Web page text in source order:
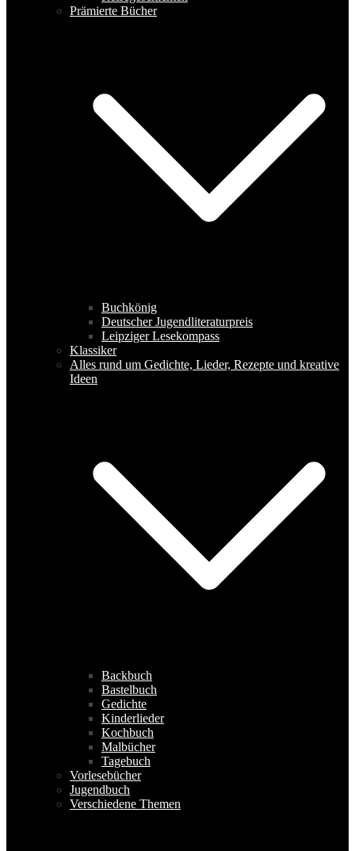
Prämierte Bücher
Buchkönig
Deutscher Jugendliteraturpreis
Leipziger Lesekompass
Klassiker
Alles rund um Gedichte, Lieder, Rezepte und kreative
Ideen
Backbuch
Bastelbuch
Gedichte
Kinderlieder
Kochbuch
Malbücher
Tagebuch
Vorlesebücher
Jugendbuch
Verschiedene Themen